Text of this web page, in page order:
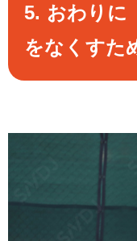
5. おわりに
をなくすた